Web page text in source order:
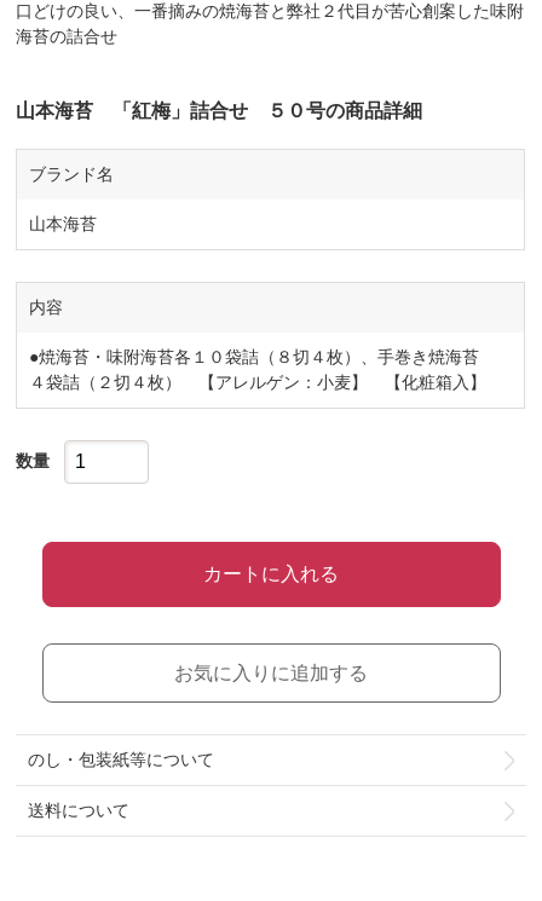
口どけの良い、一番摘みの焼海苔と弊社２代目が苦心創案した味附
海苔の詰合せ
山本海苔 「紅梅」詰合せ ５０号の商品詳細
ブランド名
山本海苔
内容
●焼海苔・味附海苔各１０袋詰（８切４枚）、手巻き焼海苔
４袋詰（２切４枚） 【アレルゲン：小麦】 【化粧箱入】
数量
カートに入れる
お気に入りに追加する
のし・包装紙等について
送料について